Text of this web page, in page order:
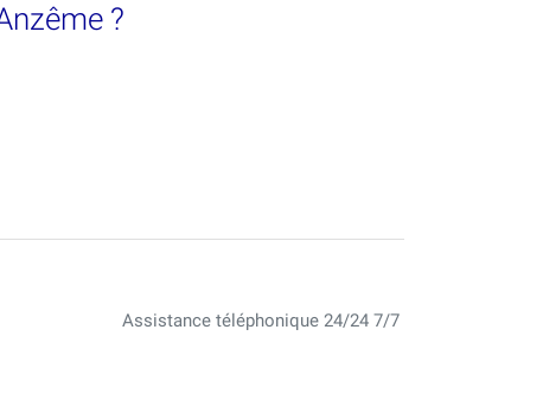
?
Assistance téléphonique 24/24 7/7